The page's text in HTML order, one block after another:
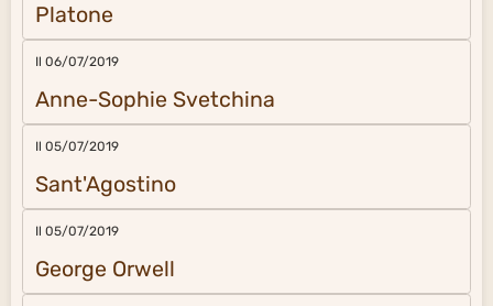
Platone
Il 06/07/2019
Anne-Sophie Svetchina
Il 05/07/2019
Sant'Agostino
Il 05/07/2019
George Orwell